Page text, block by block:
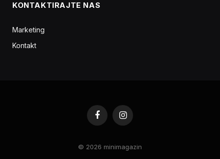
KONTAKTIRAJTE NAS
Marketing
Kontakt
FacebookInstagram
© 2026 minimagazin